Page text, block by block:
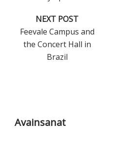
NEXT POST
Feevale Campus and
the Concert Hall in
Brazil
Avainsanat